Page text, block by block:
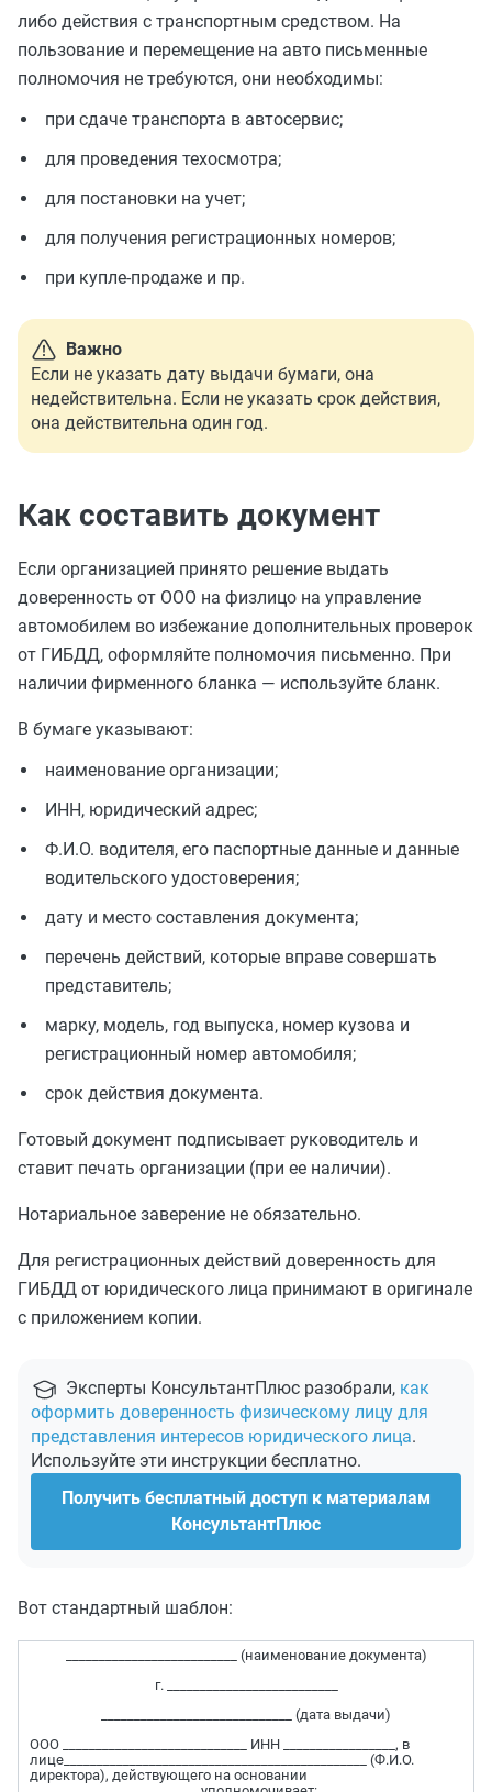
либо действия с транспортным средством. На
пользование и перемещение на авто письменные
полномочия не требуются, они необходимы:
при сдаче транспорта в автосервис;
для проведения техосмотра;
для постановки на учет;
для получения регистрационных номеров;
при купле-продаже и пр.
Важно
Если не указать дату выдачи бумаги, она
недействительна. Если не указать срок действия,
она действительна один год.
Как составить документ
Если организацией принято решение выдать
доверенность от ООО на физлицо на управление
автомобилем во избежание дополнительных проверок
от ГИБДД, оформляйте полномочия письменно. При
наличии фирменного бланка — используйте бланк.
В бумаге указывают:
наименование организации;
ИНН, юридический адрес;
Ф.И.О. водителя, его паспортные данные и данные
водительского удостоверения;
дату и место составления документа;
перечень действий, которые вправе совершать
представитель;
марку, модель, год выпуска, номер кузова и
регистрационный номер автомобиля;
срок действия документа.
Готовый документ подписывает руководитель и
ставит печать организации (при ее наличии).
Нотариальное заверение не обязательно.
Для регистрационных действий доверенность для
ГИБДД от юридического лица принимают в оригинале
с приложением копии.
Эксперты КонсультантПлюс разобрали, как
оформить доверенность физическому лицу для
представления интересов юридического лица.
Используйте эти инструкции бесплатно.
Получить бесплатный доступ к материалам
КонсультантПлюс
Вот стандартный шаблон:
__________________________ (наименование документа)
г. __________________________
_____________________________ (дата выдачи)
ООО ____________________________ ИНН _________________, в
лице______________________________________________ (Ф.И.О.
директора), действующего на основании